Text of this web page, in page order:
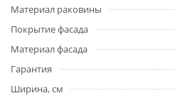
Материал раковины
Покрытие фасада
Материал фасада
Гарантия
Ширина, см